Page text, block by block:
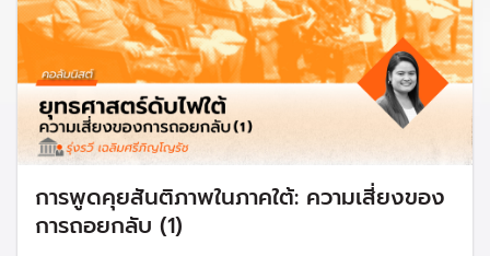
การพูดคุยสันติภาพในภาคใต้: ความเสี่ยงของ
การถอยกลับ (1)